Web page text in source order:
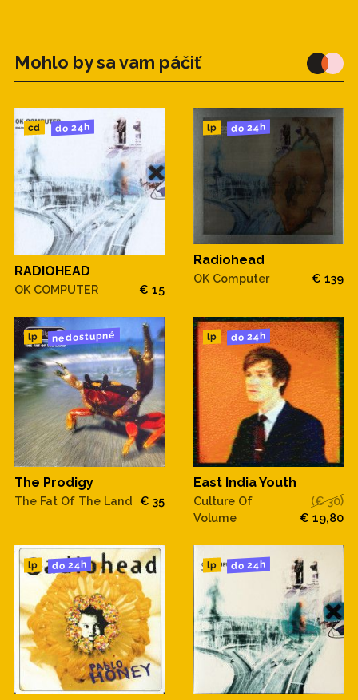
Mohlo by sa vam páčiť
cd do 24h
RADIOHEAD
OK COMPUTER € 15
lp do 24h
Radiohead
OK Computer € 139
lp nedostupné
The Prodigy
The Fat Of The Land € 35
lp do 24h
East India Youth
Culture Of
Volume
(€ 30)
€ 19,80
lp do 24h lp do 24h